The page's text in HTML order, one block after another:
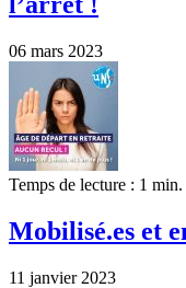
06 mars 2023
Temps de lecture : 1 min.
Mobilisé.es et
11 janvier 2023